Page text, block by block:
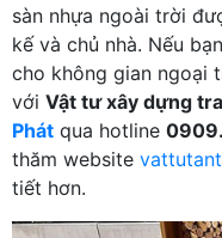
sàn nhựa ngoài trời
kế và chủ nhà. Nếu
cho không gian ngoại
với Vật tư xây dựng
Phát qua hotline
thăm website
tiết hơn.